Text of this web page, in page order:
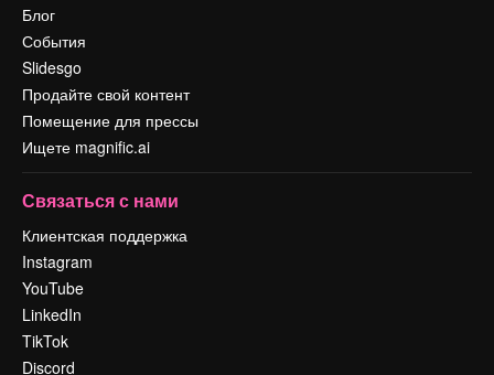
Блог
События
Slidesgo
Продайте свой контент
Помещение для прессы
Ищете magnific.ai
Связаться с нами
Клиентская поддержка
Instagram
YouTube
LinkedIn
TikTok
Discord